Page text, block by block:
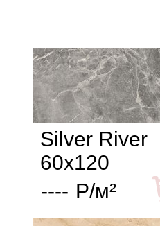
Silver River
60x120
---- Р/м²